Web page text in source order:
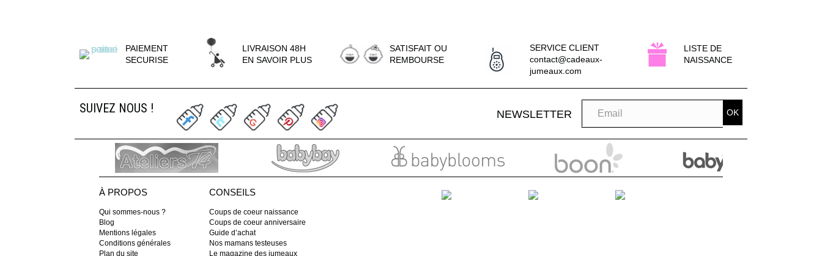
PAIEMENT
SECURISE
LIVRAISON 48H
EN SAVOIR PLUS
SATISFAIT OU
REMBOURSE
SERVICE CLIENT
contact@cadeaux-
jumeaux.com
LISTE DE
NAISSANCE
SUIVEZ NOUS ! NEWSLETTER OK
À PROPOS
Qui sommes-nous ?
Blog
Mentions légales
Conditions générales
Plan du site
CONSEILS
Coups de coeur naissance
Coups de coeur anniversaire
Guide d’achat
Nos mamans testeuses
Le magazine des jumeaux